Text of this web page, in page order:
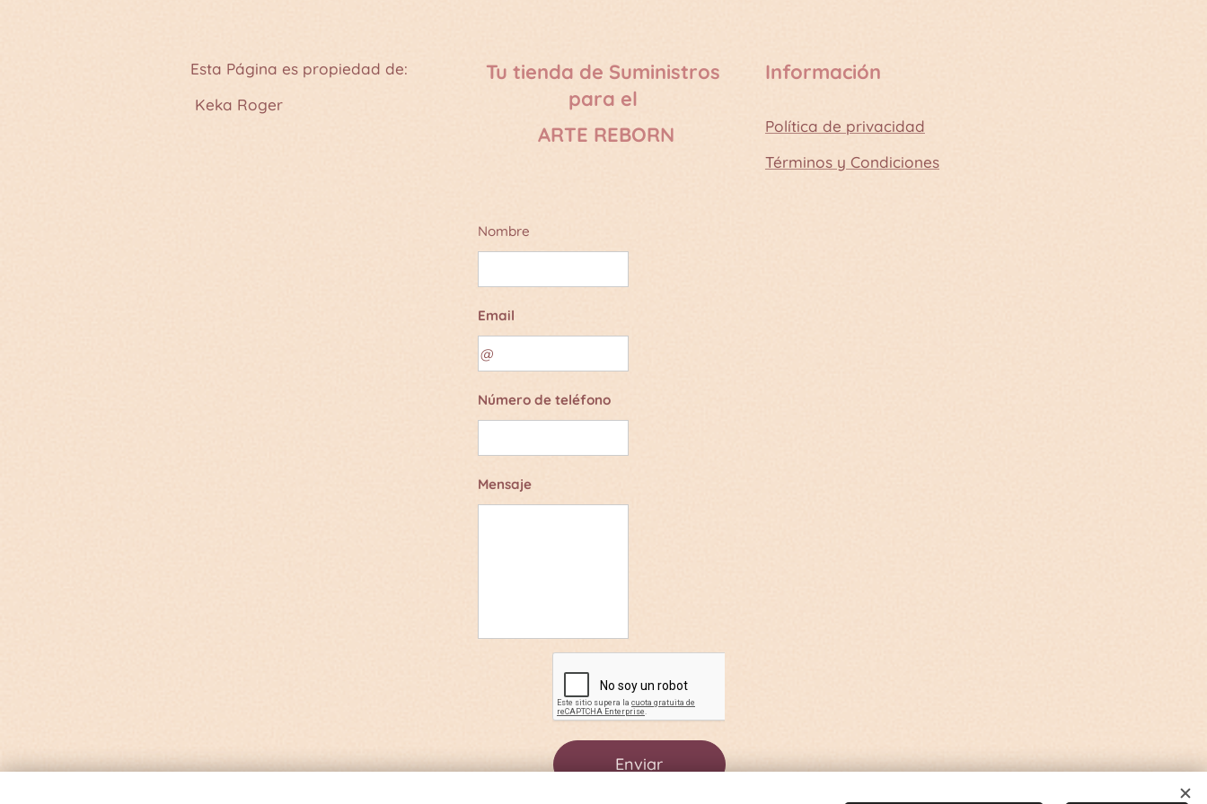
Esta Página es propiedad de:
Keka Roger
Tu tienda de Suministros
para el
ARTE REBORN
Nombre
Email
Número de teléfono
Mensaje
Enviar
Información
Política de privacidad
Términos y Condiciones